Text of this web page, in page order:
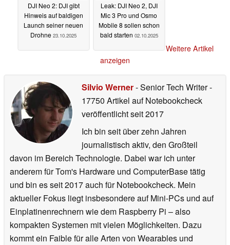
DJI Neo 2: DJI gibt
Hinweis auf baldigen
Launch seiner neuen
Drohne 23.10.2025
Leak: DJI Neo 2, DJI
Mic 3 Pro und Osmo
Mobile 8 sollen schon
bald starten 02.10.2025
Weitere Artikel
anzeigen
Silvio Werner- Senior Tech Writer-
17750 Artikel auf Notebookcheck
veröffentlichtseit 2017
Ich bin seit über zehn Jahren
journalistisch aktiv, den Großteil
davon im Bereich Technologie. Dabei war ich unter
anderem für Tom's Hardware und ComputerBase tätig
und bin es seit 2017 auch für Notebookcheck. Mein
aktueller Fokus liegt insbesondere auf Mini-PCs und auf
Einplatinenrechnern wie dem Raspberry Pi – also
kompakten Systemen mit vielen Möglichkeiten. Dazu
kommt ein Faible für alle Arten von Wearables und